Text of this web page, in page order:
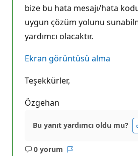
bize bu hata mesajı/hata
uygun çözüm yolunu
yardımcı olacaktır.
Ekran görüntüsü alma
Teşekkürler,
Özgehan
Bu yanıt yardımcı oldu mu?
0 yorum
Açıklama